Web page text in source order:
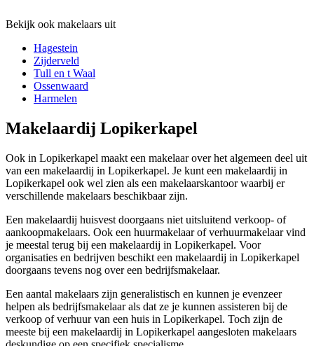
Bekijk ook makelaars uit
Hagestein
Zijderveld
Tull en t Waal
Ossenwaard
Harmelen
Makelaardij Lopikerkapel
Ook in Lopikerkapel maakt een makelaar over het algemeen deel uit
van een makelaardij in Lopikerkapel. Je kunt een makelaardij in
Lopikerkapel ook wel zien als een makelaarskantoor waarbij er
verschillende makelaars beschikbaar zijn.
Een makelaardij huisvest doorgaans niet uitsluitend verkoop- of
aankoopmakelaars. Ook een huurmakelaar of verhuurmakelaar vind
je meestal terug bij een makelaardij in Lopikerkapel. Voor
organisaties en bedrijven beschikt een makelaardij in Lopikerkapel
doorgaans tevens nog over een bedrijfsmakelaar.
Een aantal makelaars zijn generalistisch en kunnen je evenzeer
helpen als bedrijfsmakelaar als dat ze je kunnen assisteren bij de
verkoop of verhuur van een huis in Lopikerkapel. Toch zijn de
meeste bij een makelaardij in Lopikerkapel aangesloten makelaars